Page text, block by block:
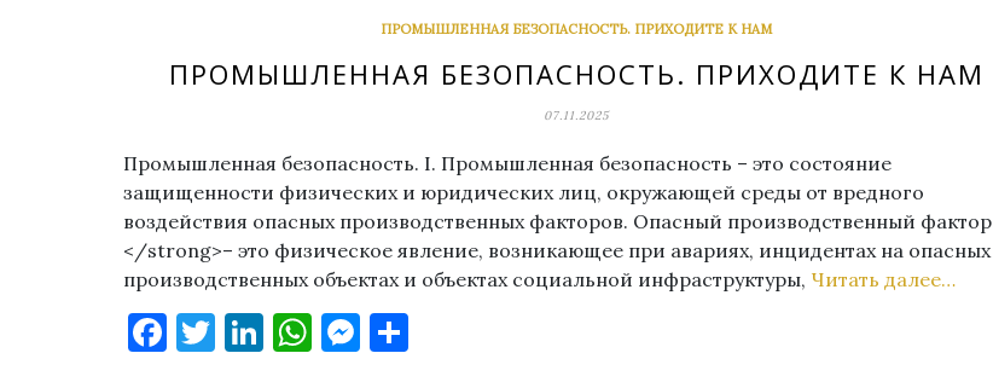
ПРОМЫШЛЕННАЯ БЕЗОПАСНОСТЬ. ПРИХОДИТЕ К НАМ
ПРОМЫШЛЕННАЯ БЕЗОПАСНОСТЬ. ПРИХОДИТЕ К НАМ
07.11.2025
Промышленная безопасность. I. Промышленная безопасность – это состояние
защищенности физических и юридических лиц, окружающей среды от вредного
воздействия опасных производственных факторов. Опасный производственный фактор
</strong>– это физическое явление, возникающее при авариях, инцидентах на опасных
производственных объектах и объектах социальной инфраструктуры, Читать далее…
Facebook
Twitter
LinkedIn
WhatsApp
Messenger